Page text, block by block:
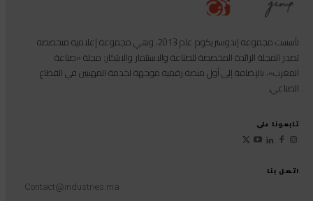
اتصل بنا
Contact@industries.ma
تأسست مجموعة إندوستريكوم عام 2013، وهي مجموعة إعلامية متخصصة
تصدر المجلة الرائدة المخصصة للصناعة والاستثمار والابتكار: مجلة «صناعة
المغرب»، بالإضافة إلى أول منصة رقمية موجهة لخدمة المهنيين في القطاع
الصناعي.
تابعونا على